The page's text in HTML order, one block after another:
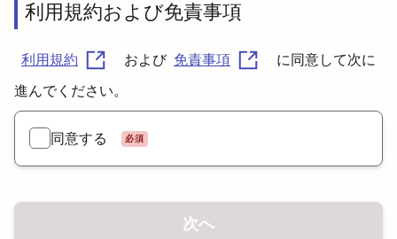
利用規約および免責事項
利用規約 および 免責事項 に同意して次に
進んでください。
同意する 必須
次へ